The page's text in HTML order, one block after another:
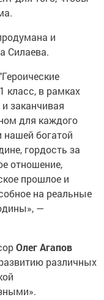
и
Силаева.
класс, в рамках
заканчивая
для каждого
нашей богатой
гордость за
отношение,
прошлое и
на реальные
—
Олег Агапов
различных